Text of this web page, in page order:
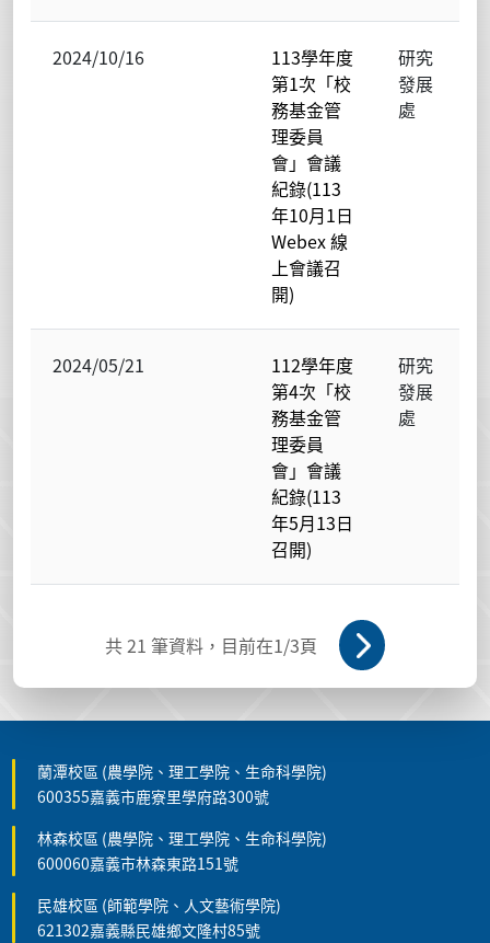
2024/10/16
113學年度
第1次「校
務基金管
理委員
會」會議
紀錄(113
年10月1日
Webex 線
上會議召
開)
研究
發展
處
2024/05/21
112學年度
第4次「校
務基金管
理委員
會」會議
紀錄(113
年5月13日
召開)
研究
發展
處
共21 筆資料，目前在1/3頁
蘭潭校區 (農學院、理工學院、生命科學院)
600355嘉義市鹿寮里學府路300號
林森校區 (農學院、理工學院、生命科學院)
600060嘉義市林森東路151號
民雄校區 (師範學院、人文藝術學院)
621302嘉義縣民雄鄉文隆村85號